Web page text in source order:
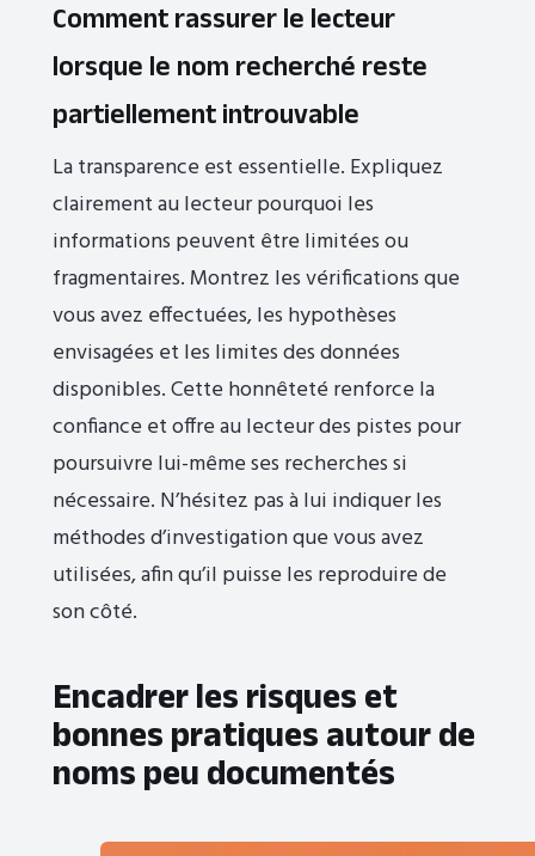
Comment rassurer le lecteur
lorsque le nom recherché reste
partiellement introuvable
La transparence est essentielle. Expliquez
clairement au lecteur pourquoi les
informations peuvent être limitées ou
fragmentaires. Montrez les vérifications que
vous avez effectuées, les hypothèses
envisagées et les limites des données
disponibles. Cette honnêteté renforce la
confiance et offre au lecteur des pistes pour
poursuivre lui-même ses recherches si
nécessaire. N’hésitez pas à lui indiquer les
méthodes d’investigation que vous avez
utilisées, afin qu’il puisse les reproduire de
son côté.
Encadrer les risques et
bonnes pratiques autour de
noms peu documentés